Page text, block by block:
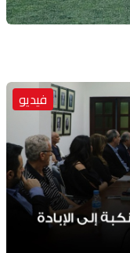
فيديو